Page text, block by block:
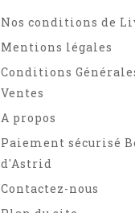
Nos conditions de
Mentions légales
Conditions
Ventes
A propos
Paiement sécurisé
d'Astrid
Contactez-nous